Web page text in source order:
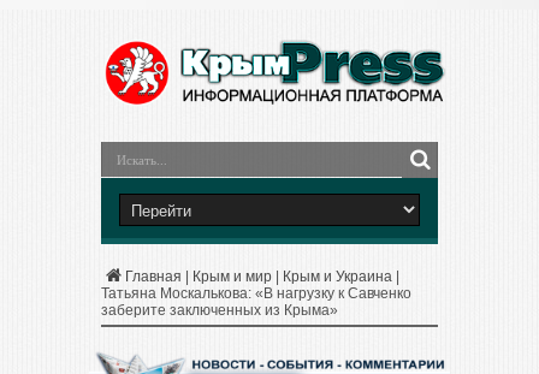
Главная Крым и мир Крым и Украина
Татьяна Москалькова: «В нагрузку к Савченко
заберите заключенных из Крыма»